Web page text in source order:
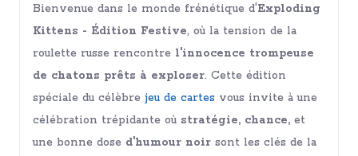
Bienvenue dans le monde frénétique d'Exploding
Kittens - Édition Festive, où la tension de la
roulette russe rencontre l'innocence trompeuse
de chatons prêts à exploser. Cette édition
spéciale du célèbre jeu de cartes vous invite à une
célébration trépidante où stratégie, chance, et
une bonne dose d'humour noir sont les clés de la